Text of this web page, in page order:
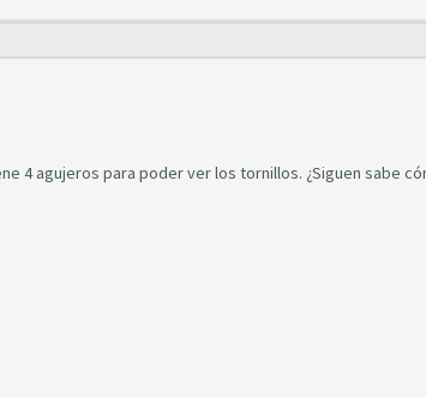
4 agujeros para poder ver los tornillos. ¿Siguen sabe